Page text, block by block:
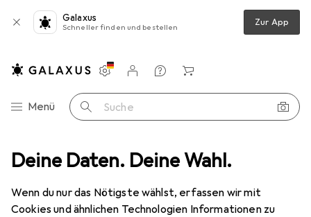
Deine Daten. Deine Wahl.
Wenn du nur das Nötigste wählst, erfassen wir mit
Cookies und ähnlichen Technologien Informationen zu
Galaxus
Schneller finden und bestellen Zur App
Navigation nach Kategorien
Menü Suche
Einstellungen
Kundenkonto
Vergleichslisten
Merklisten
Warenkorb
Gartenbau Gartenbodenbelag Snapstyle Rasenteppich